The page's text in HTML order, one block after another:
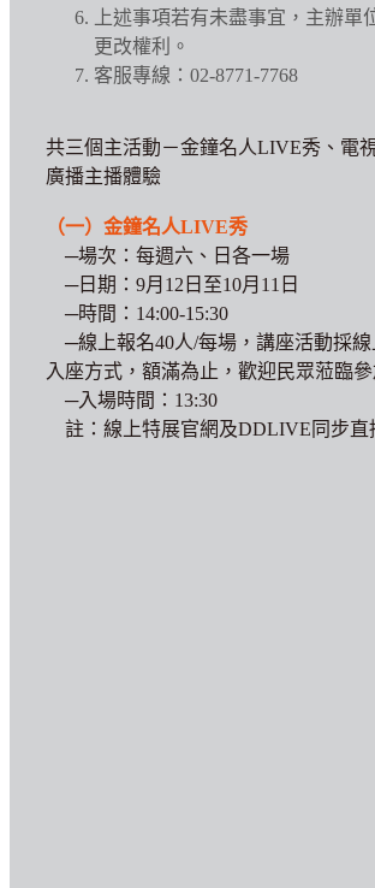
上述事項若有未盡事宜，主辦單
更改權利。
客服專線：02-8771-7768
共三個主活動－金鐘名人LIVE秀、電
廣播主播體驗
（一）金鐘名人LIVE秀
─場次：每週六、日各一場
─日期：9月12日至10月11日
─時間：14:00-15:30
─線上報名40人/每場，講座活動採線
入座方式，額滿為止，歡迎民眾蒞臨參
─入場時間：13:30
註：線上特展官網及DDLIVE同步直